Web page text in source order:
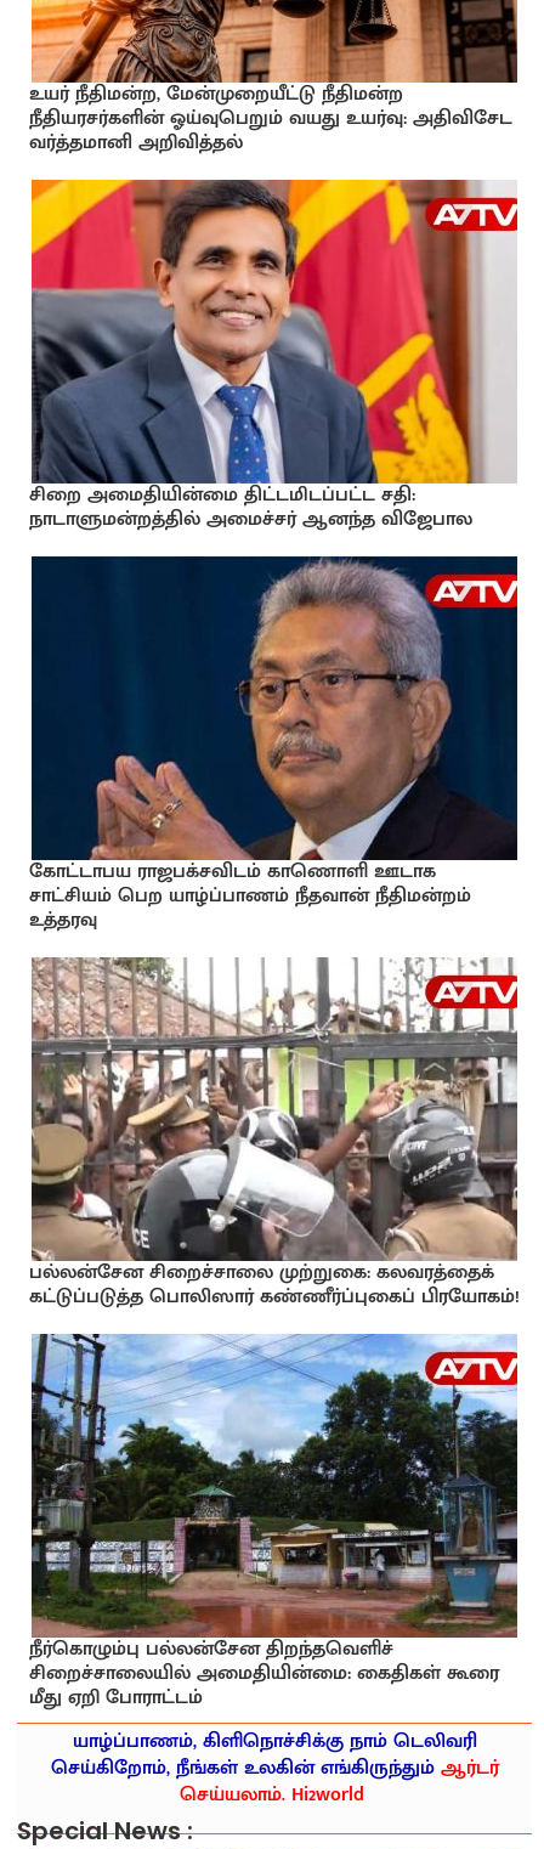
உயர் நீதிமன்ற, மேன்முறையீட்டு நீதிமன்ற
நீதியரசர்களின் ஓய்வுபெறும் வயது உயர்வு: அதிவிசேட
வர்த்தமானி அறிவித்தல்
சிறை அமைதியின்மை திட்டமிடப்பட்ட சதி:
நாடாளுமன்றத்தில் அமைச்சர் ஆனந்த விஜேபால
கோட்டாபய ராஜபக்சவிடம் காணொளி ஊடாக
சாட்சியம் பெற யாழ்ப்பாணம் நீதவான் நீதிமன்றம்
உத்தரவு
பல்லன்சேன சிறைச்சாலை முற்றுகை: கலவரத்தைக்
கட்டுப்படுத்த பொலிஸார் கண்ணீர்ப்புகைப் பிரயோகம்!
நீர்கொழும்பு பல்லன்சேன திறந்தவெளிச்
சிறைச்சாலையில் அமைதியின்மை: கைதிகள் கூரை
மீது ஏறி போராட்டம்
யாழ்ப்பாணம், கிளிநொச்சிக்கு நாம் டெலிவரி
செய்கிறோம், நீங்கள் உலகின் எங்கிருந்தும்ஆர்டர்
செய்யலாம். Hi2world
Special News :